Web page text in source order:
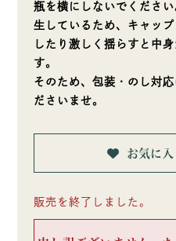
瓶を横にしないでくださ
生しているため、キャッ
したり激しく揺らすと中
す。
そのため、包装・のし対
ださいませ。
お気に
販売を終了しました。